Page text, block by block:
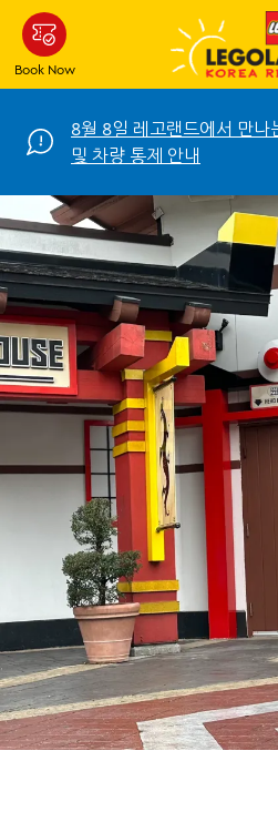
Skip
main
content
Book Now
8월 8일 레고랜드에서 만나
및 차량 통제 안내